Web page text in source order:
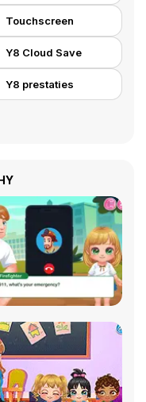
Touchscreen
Y8 Cloud Save
Y8 prestaties